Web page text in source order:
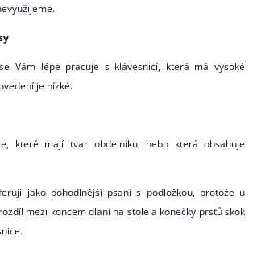
Vám lépe pracuje s klávesnicí, která má vysoké
je nízké.
které mají tvar obdelníku, nebo která obsahuje
jako pohodlnější psaní s podložkou, protože u
mezi koncem dlaní na stole a konečky prstů skok